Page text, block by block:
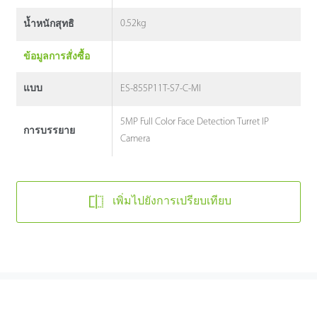
น้ำหนักสุทธิ 0.52kg
ข้อมูลการสั่งซื้อ
แบบ ES-855P11T-S7-C-MI
การบรรยาย
5MP Full Color Face Detection Turret IP
Camera
เพิ่มไปยังการเปรียบเทียบ